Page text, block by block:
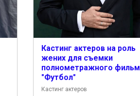
Кастинг актеров на роль
жених для съемки
полнометражного
"Футбол"
Кастинг актеров